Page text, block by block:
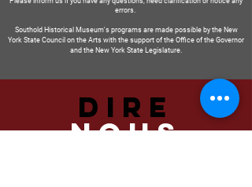
errors.
Southold Historical Museum's programs are made possible by the New
York State Council on the Arts with the support of the Office of the Governor
and the New York State Legislature.
DIRE
NOUS